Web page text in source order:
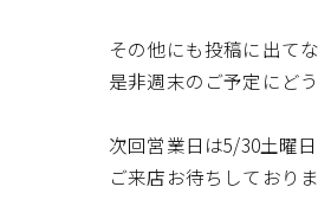
その他にも投稿に出て
是非週末のご予定にど
次回営業日は5/30土曜
ご来店お待ちしており